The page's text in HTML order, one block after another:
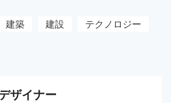
建築 建設
テクノロジー
ザイナー